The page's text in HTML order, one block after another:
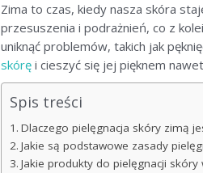
Zima to czas, kiedy nasza skóra
przesuszenia i podrażnień, co z
uniknąć problemów, takich jak
skórę i cieszyć się jej pięknem
Spis treści
Dlaczego pielęgnacja skóry zimą
Jakie są podstawowe zasady
Jakie produkty do pielęgnacji skóry